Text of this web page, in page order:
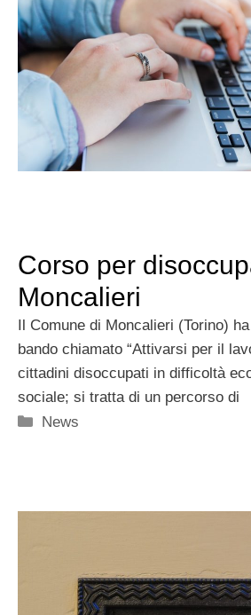
Corso per
Moncalieri
Il Comune di Moncalieri (Torino)
bando chiamato “Attivarsi per il
cittadini disoccupati in difficoltà
sociale; si tratta di un percorso di
Categorie
News